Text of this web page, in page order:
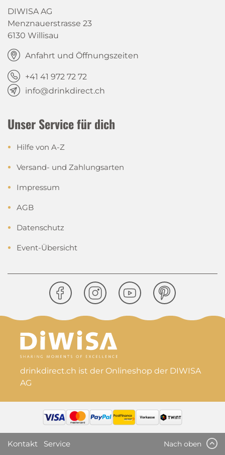
DIWISA AG
Menznauerstrasse 23
6130 Willisau
Anfahrt und Öffnungszeiten
+41 41 972 72 72
info@drinkdirect.ch
Unser Service für dich
Hilfe von A-Z
Versand- und Zahlungsarten
Impressum
AGB
Datenschutz
Event-Übersicht
drinkdirect.ch ist der Onlineshop der DIWISA
AG
Kontakt Service Nach oben